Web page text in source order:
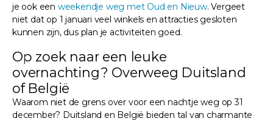
je ook een weekendje weg met Oud en Nieuw. Vergeet
niet dat op 1 januari veel winkels en attracties gesloten
kunnen zijn, dus plan je activiteiten goed.
Op zoek naar een leuke
overnachting? Overweeg Duitsland
of België
Waarom niet de grens over voor een nachtje weg op 31
december? Duitsland en België bieden tal van charmante